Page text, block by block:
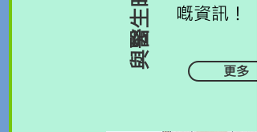
嘅資訊！
更多